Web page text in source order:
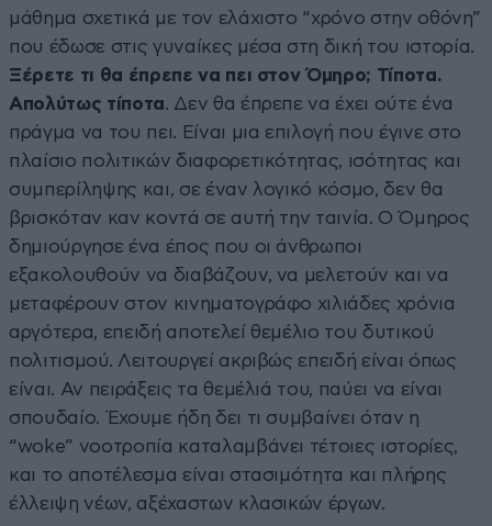
μάθημα σχετικά με τον ελάχιστο “χρόνο στην οθόνη”
που έδωσε στις γυναίκες μέσα στη δική του ιστορία.
Ξέρετε τι θα έπρεπε να πει στον Όμηρο; Τίποτα.
Απολύτως τίποτα. Δεν θα έπρεπε να έχει ούτε ένα
πράγμα να του πει. Είναι μια επιλογή που έγινε στο
πλαίσιο πολιτικών διαφορετικότητας, ισότητας και
συμπερίληψης και, σε έναν λογικό κόσμο, δεν θα
βρισκόταν καν κοντά σε αυτή την ταινία. Ο Όμηρος
δημιούργησε ένα έπος που οι άνθρωποι
εξακολουθούν να διαβάζουν, να μελετούν και να
μεταφέρουν στον κινηματογράφο χιλιάδες χρόνια
αργότερα, επειδή αποτελεί θεμέλιο του δυτικού
πολιτισμού. Λειτουργεί ακριβώς επειδή είναι όπως
είναι. Αν πειράξεις τα θεμέλιά του, παύει να είναι
σπουδαίο. Έχουμε ήδη δει τι συμβαίνει όταν η
“woke” νοοτροπία καταλαμβάνει τέτοιες ιστορίες,
και το αποτέλεσμα είναι στασιμότητα και πλήρης
έλλειψη νέων, αξέχαστων κλασικών έργων.